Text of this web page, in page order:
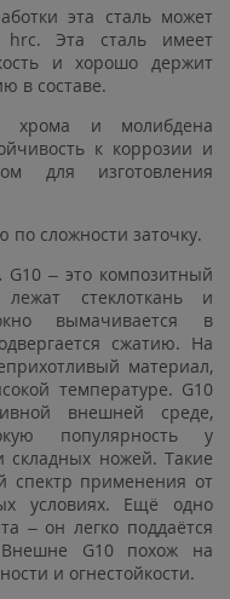
эта сталь может
Эта сталь имеет
и хорошо держит
в составе.
хрома и молибдена
к коррозии и
для изготовления
по сложности заточку.
G10 – это композитный
стеклоткань и
вымачивается в
сжатию. На
материал,
температуре. G10
внешней среде,
популярность у
складных ножей. Такие
спектр применения от
условиях. Ещё одно
– он легко поддаётся
G10 похож на
и огнестойкости.